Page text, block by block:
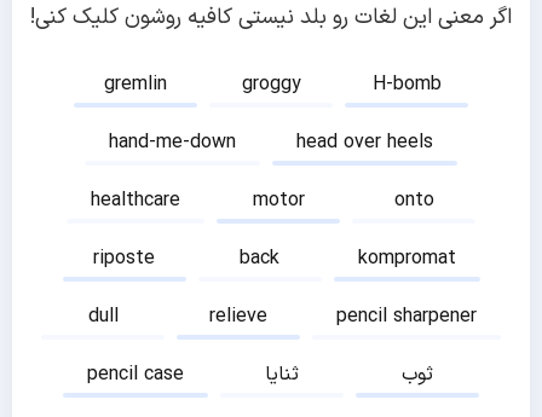
اگر معنی این لغات رو بلد نیستی کافیه روشون کلیک کنی!
gremlin groggy
H-bomb
hand-me-down
head over heels
healthcare
motor
onto
riposte
back
kompromat
dull
relieve
pencil sharpener
pencil case
ثنایا
ثوب